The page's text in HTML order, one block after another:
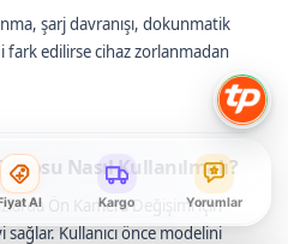
şarj davranışı, dokunmatik
edilirse cihaz zorlanmadan
Nasıl Kullanılmalı?
Ön Kamera Değişimi için
sağlar. Kullanıcı önce modelini
Al Kargo Yorumlar